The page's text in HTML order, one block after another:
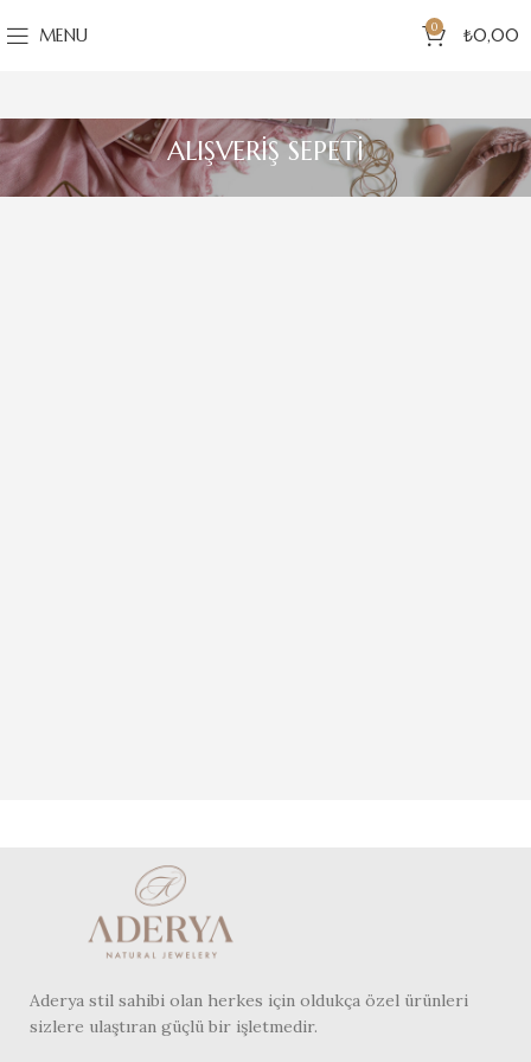
MENU 0 ₺0,00
ALIŞVERIŞ SEPETI
Aderya stil sahibi olan herkes için oldukça özel ürünleri
sizlere ulaştıran güçlü bir işletmedir.